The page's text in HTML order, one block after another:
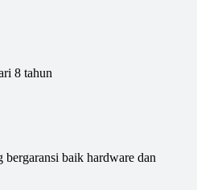
8 tahun
baik hardware dan